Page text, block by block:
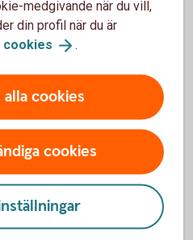
olyckan är framme,
då?
medgivande när du vill,
din profil när du är
cookies .
alla cookies
cookies